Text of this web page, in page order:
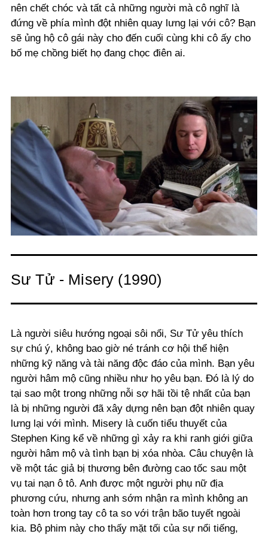
nên chết chóc và tất cả những người mà cô nghĩ là
đứng về phía mình đột nhiên quay lưng lại với cô? Bạn
sẽ ủng hộ cô gái này cho đến cuối cùng khi cô ấy cho
bố mẹ chồng biết họ đang chọc điên ai.
Sư Tử - Misery (1990)
Là người siêu hướng ngoại sôi nổi, Sư Tử yêu thích
sự chú ý, không bao giờ né tránh cơ hội thể hiện
những kỹ năng và tài năng độc đáo của mình. Bạn yêu
người hâm mộ cũng nhiều như họ yêu bạn. Đó là lý do
tại sao một trong những nỗi sợ hãi tồi tệ nhất của bạn
là bị những người đã xây dựng nên bạn đột nhiên quay
lưng lại với mình. Misery là cuốn tiểu thuyết của
Stephen King kể về những gì xảy ra khi ranh giới giữa
người hâm mộ và tình bạn bị xóa nhòa. Câu chuyện là
về một tác giả bị thương bên đường cao tốc sau một
vụ tai nạn ô tô. Anh được một người phụ nữ địa
phương cứu, nhưng anh sớm nhận ra mình không an
toàn hơn trong tay cô ta so với trận bão tuyết ngoài
kia. Bộ phim này cho thấy mặt tối của sự nổi tiếng,